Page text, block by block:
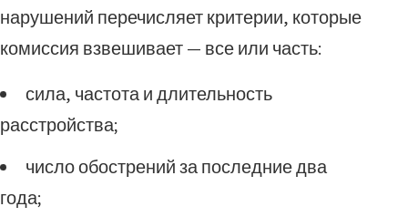
нарушений перечисляет критерии, которые
комиссия взвешивает — все или часть:
сила, частота и длительность
расстройства;
число обострений за последние два
года;